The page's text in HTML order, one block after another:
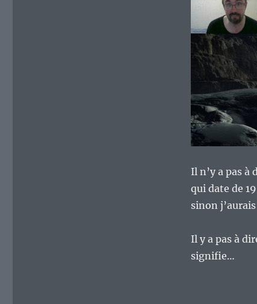
Il n’y a pas
qui date de
sinon
Il y a pas à
signifie…